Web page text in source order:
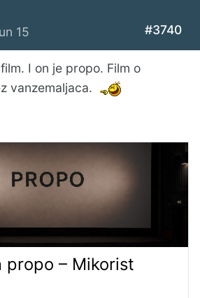
15 #3740
I on je propo. Film o
vanzemaljaca.
propo – Mikorist